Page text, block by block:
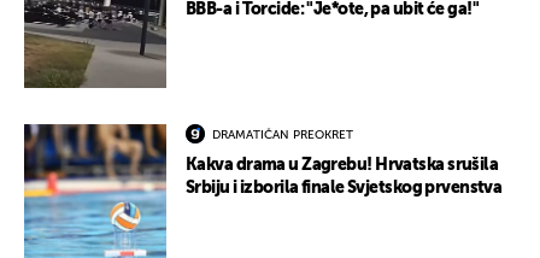
BBB-a i Torcide: "Je*ote, pa ubit će ga!"
DRAMATIČAN PREOKRET
Kakva drama u Zagrebu! Hrvatska srušila
Srbiju i izborila finale Svjetskog prvenstva